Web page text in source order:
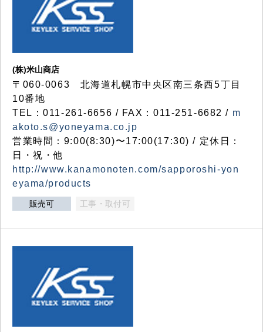
(株)米山商店
〒060-0063 北海道札幌市中央区南三条西5丁目
10番地
TEL：011-261-6656 / FAX：011-251-6682 / m
akoto.s@yoneyama.co.jp
営業時間：9:00(8:30)〜17:00(17:30) / 定休日：
日・祝・他
http://www.kanamonoten.com/sapporoshi-yon
eyama/products
販売可 工事・取付可